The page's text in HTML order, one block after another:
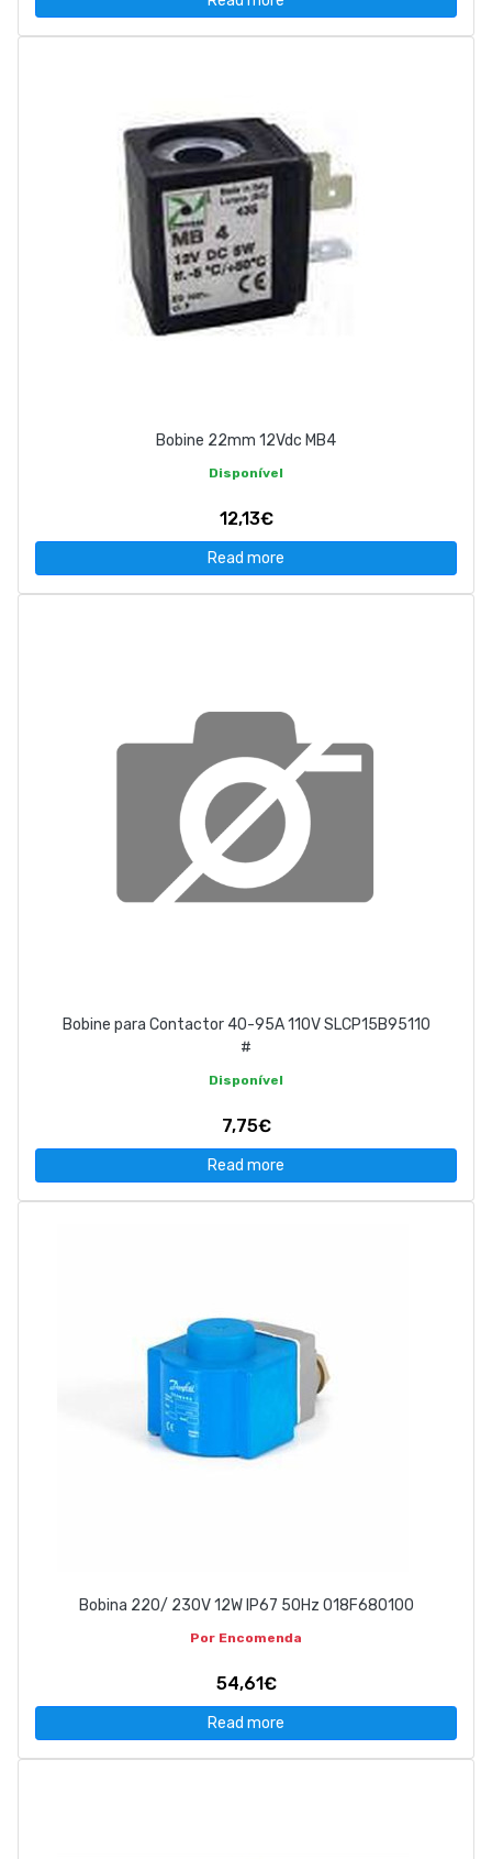
Bobine 22mm 12Vdc MB4
Disponível
12,13€
Read more
Bobine para Contactor 40-95A 110V SLCP15B95110
#
Disponível
7,75€
Read more
Bobina 220/ 230V 12W IP67 50Hz 018F680100
Por Encomenda
54,61€
Read more